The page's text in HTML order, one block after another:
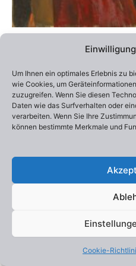
Um Ihnen ein optimales Erlebnis zu
wie Cookies, um
zuzugreifen. Wenn Sie diesen
Daten wie das Surfverhalten oder
verarbeiten. Wenn Sie Ihre
können bestimmte Merkmale und
Cookie-
Otto
290,00€
Copyright © 2026 Otto